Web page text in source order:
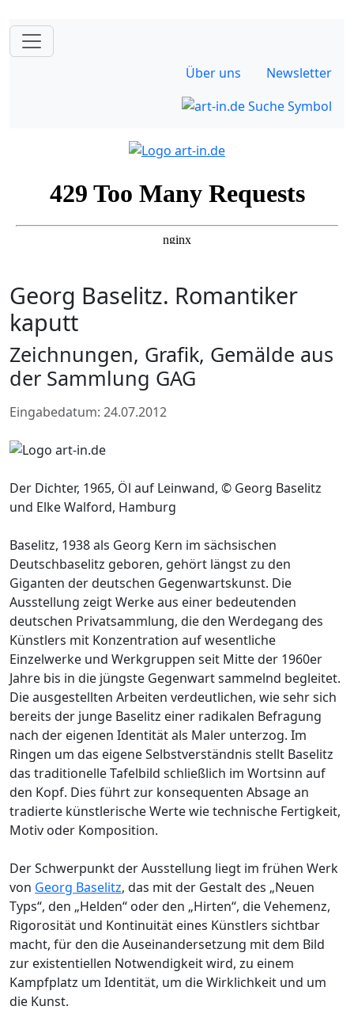
Über uns Newsletter
Georg Baselitz. Romantiker
kaputt
Zeichnungen, Grafik, Gemälde aus
der Sammlung GAG
Eingabedatum: 24.07.2012
Der Dichter, 1965, Öl auf Leinwand, © Georg Baselitz
und Elke Walford, Hamburg
Baselitz, 1938 als Georg Kern im sächsischen
Deutschbaselitz geboren, gehört längst zu den
Giganten der deutschen Gegenwartskunst. Die
Ausstellung zeigt Werke aus einer bedeutenden
deutschen Privatsammlung, die den Werdegang des
Künstlers mit Konzentration auf wesentliche
Einzelwerke und Werkgruppen seit Mitte der 1960er
Jahre bis in die jüngste Gegenwart sammelnd begleitet.
Die ausgestellten Arbeiten verdeutlichen, wie sehr sich
bereits der junge Baselitz einer radikalen Befragung
nach der eigenen Identität als Maler unterzog. Im
Ringen um das eigene Selbstverständnis stellt Baselitz
das traditionelle Tafelbild schließlich im Wortsinn auf
den Kopf. Dies führt zur konsequenten Absage an
tradierte künstlerische Werte wie technische Fertigkeit,
Motiv oder Komposition.
Der Schwerpunkt der Ausstellung liegt im frühen Werk
von Georg Baselitz, das mit der Gestalt des „Neuen
Typs“, den „Helden“ oder den „Hirten“, die Vehemenz,
Rigorosität und Kontinuität eines Künstlers sichtbar
macht, für den die Auseinandersetzung mit dem Bild
zur existentiellen Notwendigkeit wird, zu einem
Kampfplatz um Identität, um die Wirklichkeit und um
die Kunst.